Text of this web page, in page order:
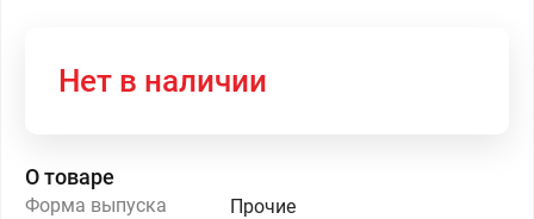
Нет в наличии
О товаре
Форма выпуска
Прочие